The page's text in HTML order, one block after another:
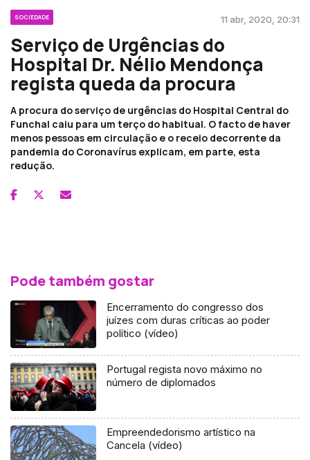
SOCIEDADE 11 abr, 2020, 20:31
Serviço de Urgências do
Hospital Dr. Nélio Mendonça
regista queda da procura
A procura do serviço de urgências do Hospital Central do
Funchal caiu para um terço do habitual. O facto de haver
menos pessoas em circulação e o receio decorrente da
pandemia do Coronavírus explicam, em parte, esta
redução.
Pode também gostar
Encerramento do congresso dos
juízes com duras críticas ao poder
político (vídeo)
Portugal regista novo máximo no
número de diplomados
Empreendedorismo artístico na
Cancela (vídeo)